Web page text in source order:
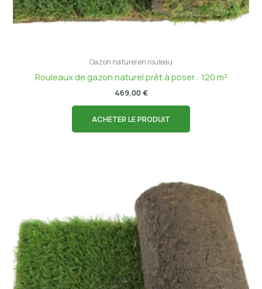
Gazon naturel en rouleau
Rouleaux de gazon naturel prêt à poser : 120 m²
469,00€
ACHETER LE PRODUIT